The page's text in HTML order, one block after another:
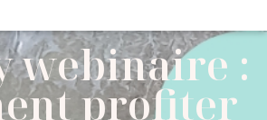
webinaire :
profiter